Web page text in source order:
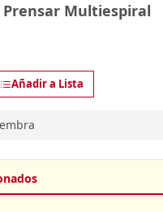
Multiespiral
Añadir a Lista